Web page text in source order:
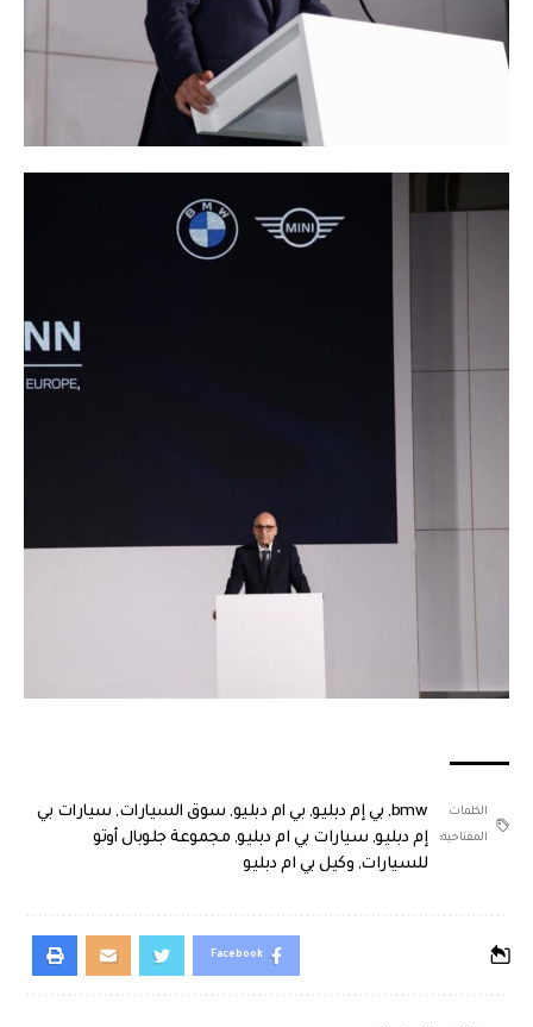
الكلمات
المفتاحية:
bmw
, بي إم دبليو, بي ام دبليو, سوق السيارات, سيارات بي
إم دبليو, سيارات بي ام دبليو, مجموعة جلوبال أوتو
للسيارات, وكيل بي ام دبليو
Facebook